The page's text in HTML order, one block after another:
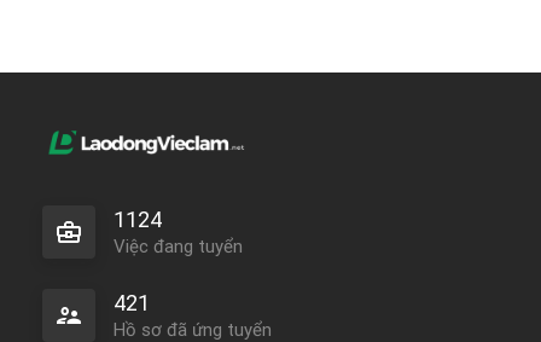
1124
Việc đang tuyển
421
Hồ sơ đã ứng tuyển